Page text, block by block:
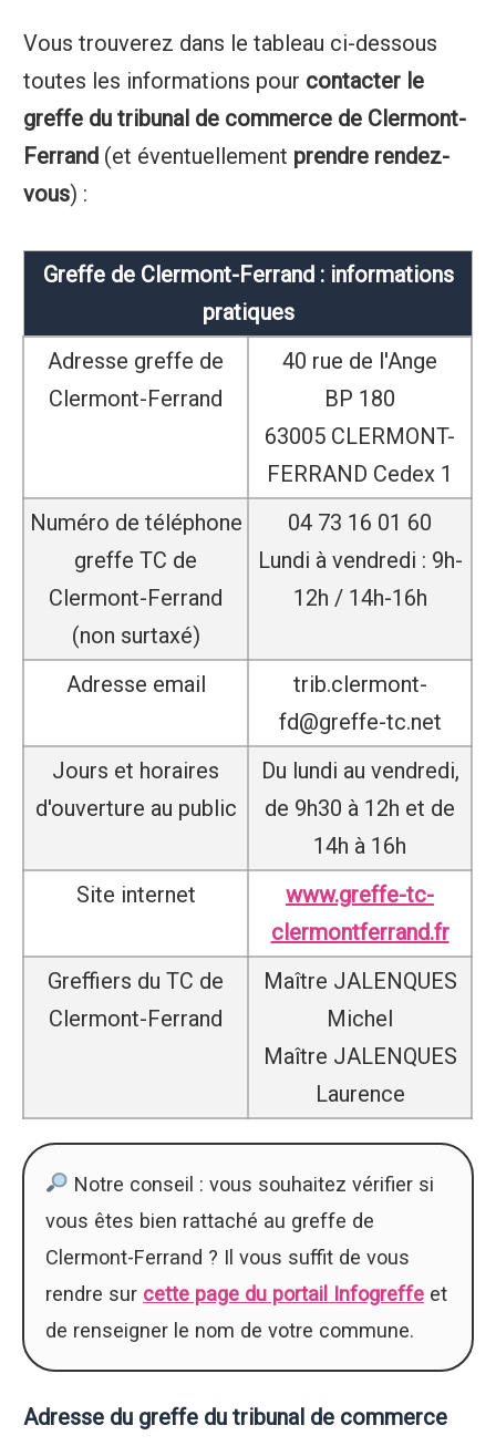
Vous trouverez dans le tableau ci-dessous
toutes les informations pour contacter le
greffe du tribunal de commerce de Clermont-
Ferrand (et éventuellement prendre rendez-
vous) :
Greffe de Clermont-Ferrand : informations
pratiques
Adresse greffe de
Clermont-Ferrand
40 rue de l'Ange
BP 180
63005 CLERMONT-
FERRAND Cedex 1
Numéro de téléphone
greffe TC de
Clermont-Ferrand
(non surtaxé)
04 73 16 01 60
Lundi à vendredi : 9h-
12h / 14h-16h
Adresse email
trib.clermont-
fd@greffe-tc.net
Jours et horaires
d'ouverture au public
Du lundi au vendredi,
de 9h30 à 12h et de
14h à 16h
Site internet
www.greffe-tc-
clermontferrand.fr
Greffiers du TC de
Clermont-Ferrand
Maître JALENQUES
Michel
Maître JALENQUES
Laurence
Notre conseil : vous souhaitez vérifier si
vous êtes bien rattaché au greffe de
Clermont-Ferrand ? Il vous suffit de vous
rendre sur cette page du portail Infogreffe et
de renseigner le nom de votre commune.
Adresse du greffe du tribunal de commerce